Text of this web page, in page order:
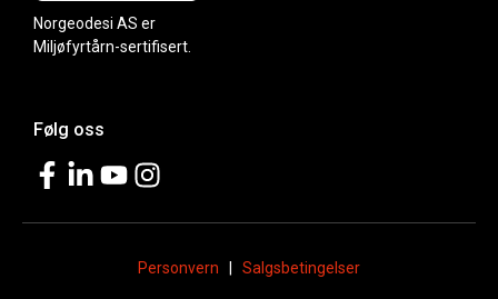
Norgeodesi AS er
Miljøfyrtårn-sertifisert.
Følg oss
Personvern Salgsbetingelser